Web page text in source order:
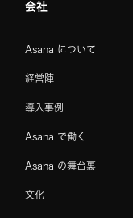
会社
Asana について
経営陣
導入事例
Asana で働く
Asana の舞台裏
文化